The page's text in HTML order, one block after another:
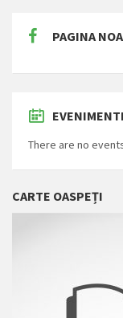
PAGINA
There are no
CARTE OASPEȚI